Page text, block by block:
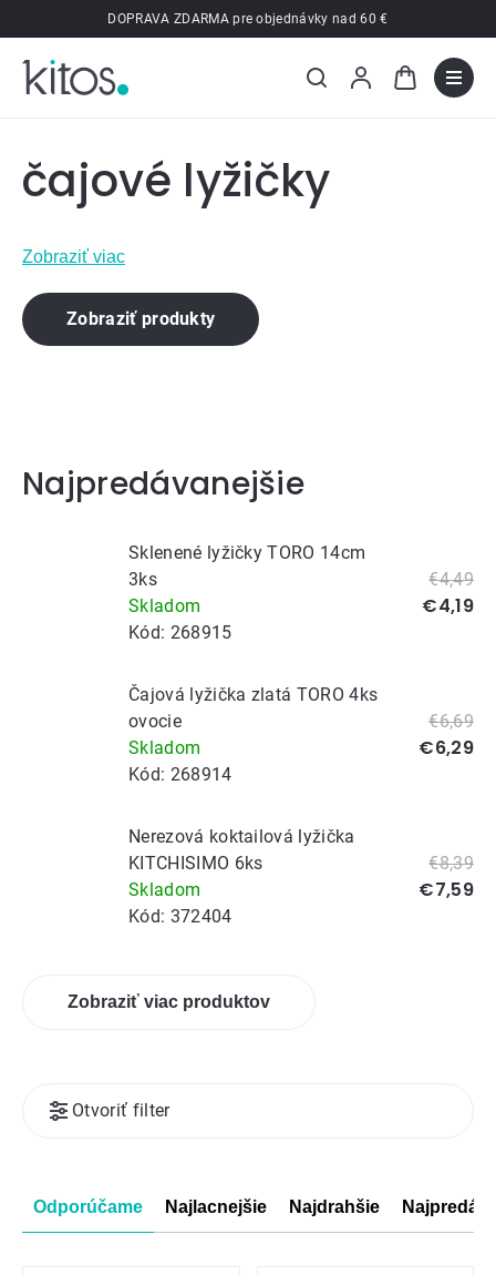
na
obsah
DOPRAVA ZDARMA pre objednávky nad 60 €
čajové lyžičky
Zobraziť viac
Zobraziť produkty
Najpredávanejšie
Sklenené lyžičky TORO 14cm
3ks
Skladom
Kód: 268915
€4,49
€4,19
Čajová lyžička zlatá TORO 4ks
ovocie
Skladom
Kód: 268914
€6,69
€6,29
Nerezová koktailová lyžička
KITCHISIMO 6ks
Skladom
Kód: 372404
€8,39
€7,59
Zobraziť viac produktov
Radenie
produktov
Odporúčame Najlacnejšie Najdrahšie
Otvoriť filter
Výpis